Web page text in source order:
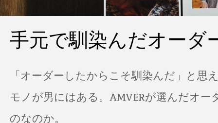
手元で馴染んだオーダ
「オーダーしたからこそ馴染んだ」と思
モノが男にはある。AMVERが選んだオー
のなのか。